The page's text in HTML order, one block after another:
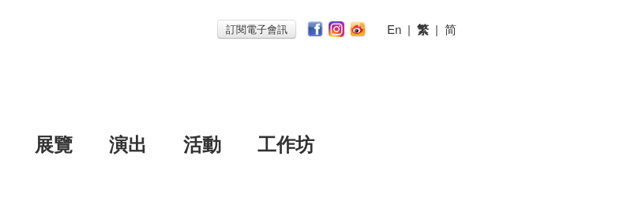
訂閱電子會訊 En | 繁 | 简
展覽 演出 活動
工作坊